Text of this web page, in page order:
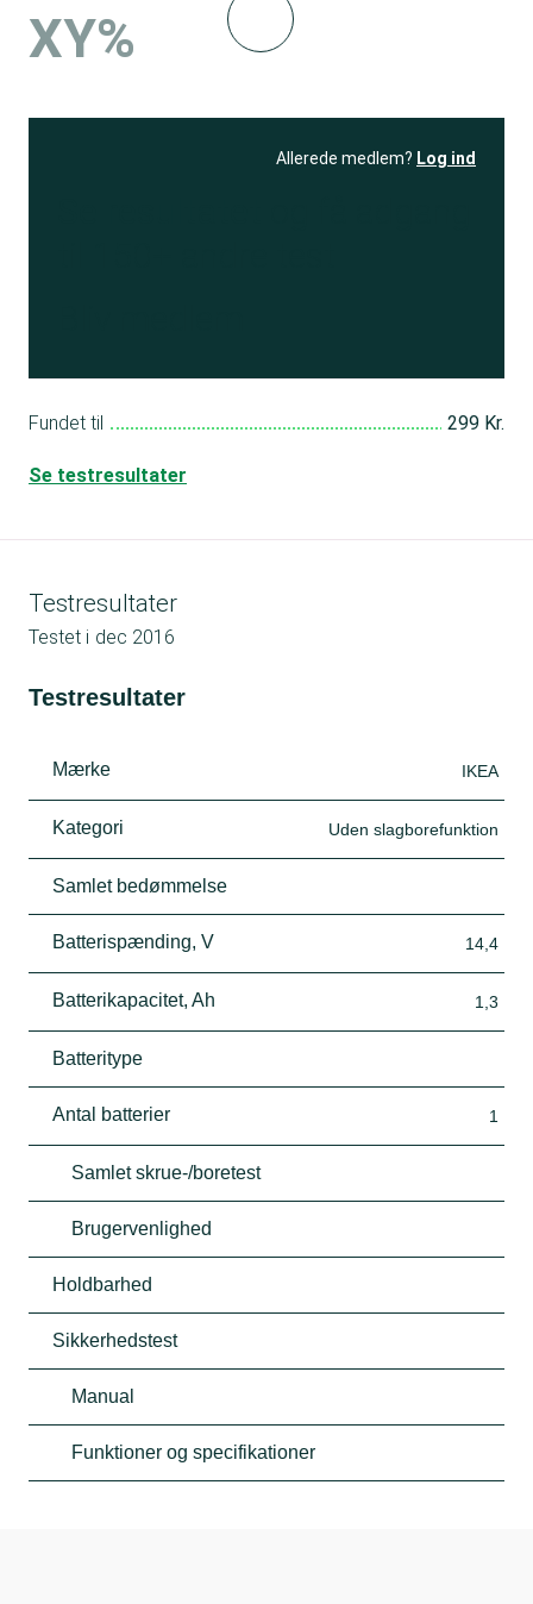
XY%
Allerede medlem? Log ind
Fundet til 299 Kr.
Se testresultater
Testresultater
Testet i dec 2016
Testresultater
Mærke IKEA
Kategori Uden slagborefunktion
Samlet bedømmelse
Batterispænding, V 14,4
Batterikapacitet, Ah 1,3
Batteritype
Antal batterier 1
Samlet skrue-/boretest
Brugervenlighed
Holdbarhed
Sikkerhedstest
Manual
Funktioner og specifikationer